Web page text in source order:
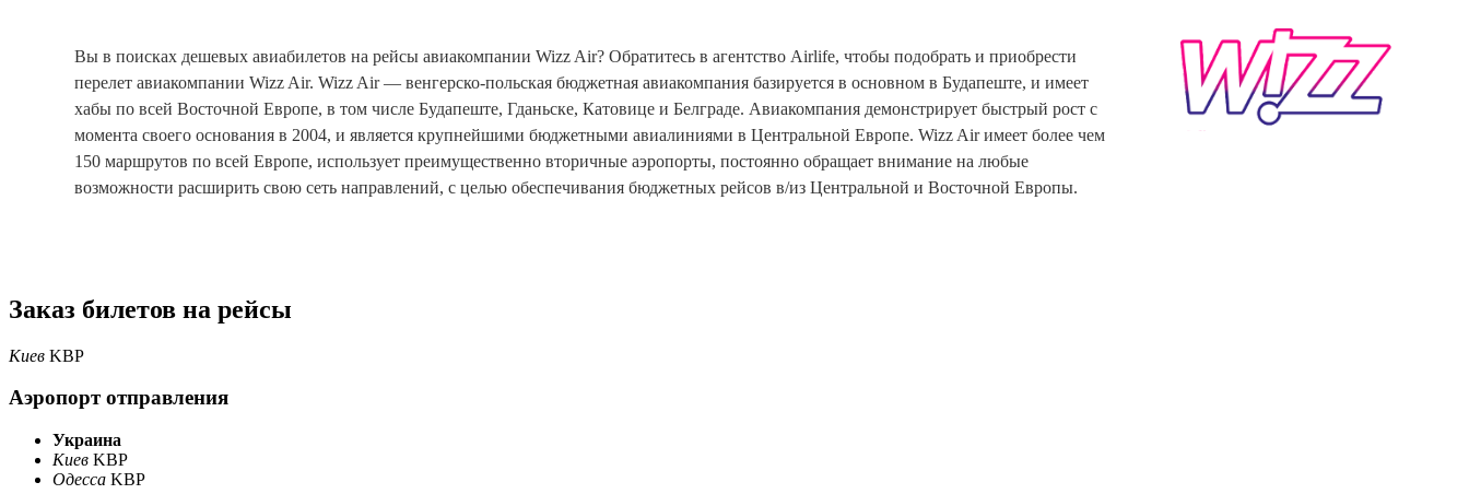
Вы в поисках дешевых авиабилетов на рейсы авиакомпании Wizz Air? Обратитесь в агентство Airlife, чтобы подобрать и приобрести
перелет авиакомпании Wizz Air. Wizz Air — венгерско-польская бюджетная авиакомпания базируется в основном в Будапеште, и имеет
хабы по всей Восточной Европе, в том числе Будапеште, Гданьске, Катовице и Белграде. Авиакомпания демонстрирует быстрый рост с
момента своего основания в 2004, и является крупнейшими бюджетными авиалиниями в Центральной Европе. Wizz Air имеет более чем
150 маршрутов по всей Европе, использует преимущественно вторичные аэропорты, постоянно обращает внимание на любые
возможности расширить свою сеть направлений, с целью обеспечивания бюджетных рейсов в/из Центральной и Восточной Европы.
Заказ билетов на рейсы
Киев KBP
Аэропорт отправления
Украина
Киев KBP
Одесса KBP